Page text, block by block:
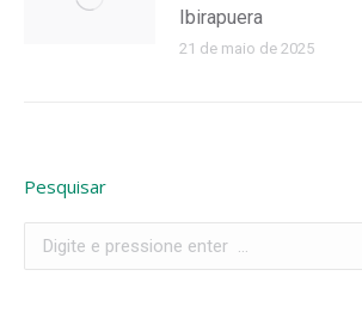
Ibirapuera
21 de maio de 2025
Pesquisar